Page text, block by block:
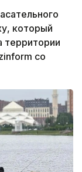
который
территории
со